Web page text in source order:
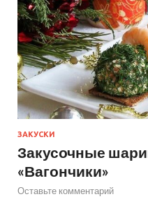
ЗАКУСКИ
Закусочные
«Вагончики»
Оставьте комментарий